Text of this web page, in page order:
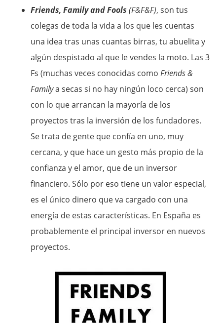
Friends, Family and Fools (F&F&F), son tus
colegas de toda la vida a los que les cuentas
una idea tras unas cuantas birras, tu abuelita y
algún despistado al que le vendes la moto. Las 3
Fs (muchas veces conocidas comoFriends &
Familya secas si no hay ningún loco cerca) son
con lo que arrancan la mayoría de los
proyectos tras la inversión de los fundadores.
Se trata de gente que confía en uno, muy
cercana, y que hace un gesto más propio de la
confianza y el amor, que de un inversor
financiero. Sólo por eso tiene un valor especial,
es el único dinero que va cargado con una
energía de estas características. En España es
probablemente el principal inversor en nuevos
proyectos.